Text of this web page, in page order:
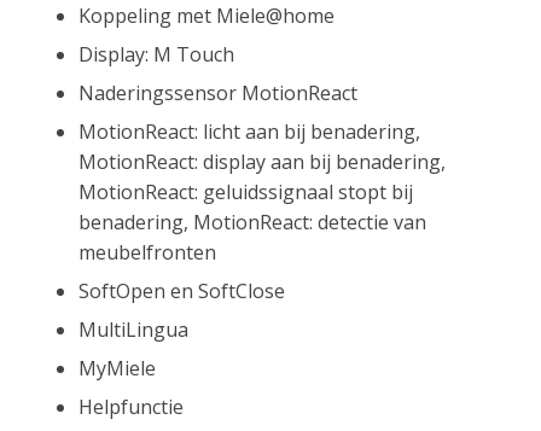
Koppeling met Miele@home
Display: M Touch
Naderingssensor MotionReact
MotionReact: licht aan bij benadering,
MotionReact: display aan bij benadering,
MotionReact: geluidssignaal stopt bij
benadering, MotionReact: detectie van
meubelfronten
SoftOpen en SoftClose
MultiLingua
MyMiele
Helpfunctie